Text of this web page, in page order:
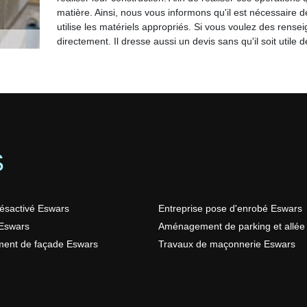
matière. Ainsi, nous vous informons qu'il est nécessaire
utilise les matériels appropriés. Si vous voulez des
directement. Il dresse aussi un devis sans qu'il soit utile
Eswars
de façade Eswars
Entreprise pose d'enrobé Eswars
Aménagement de parking et allée
Travaux de maçonnerie Eswars